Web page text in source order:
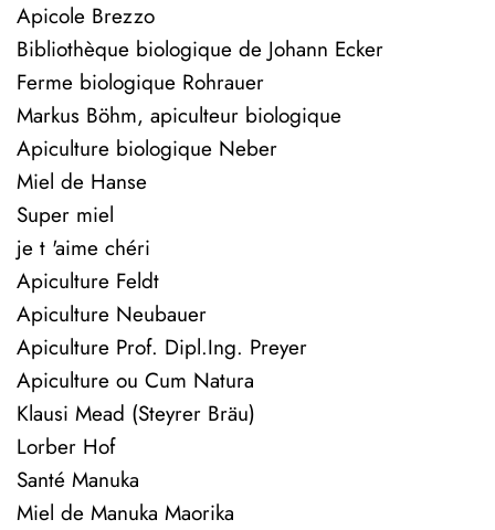
Apicole Brezzo
Bibliothèque biologique de Johann Ecker
Ferme biologique Rohrauer
Markus Böhm, apiculteur biologique
Apiculture biologique Neber
Miel de Hanse
Super miel
je t 'aime chéri
Apiculture Feldt
Apiculture Neubauer
Apiculture Prof. Dipl.Ing. Preyer
Apiculture ou Cum Natura
Klausi Mead (Steyrer Bräu)
Lorber Hof
Santé Manuka
Miel de Manuka Maorika